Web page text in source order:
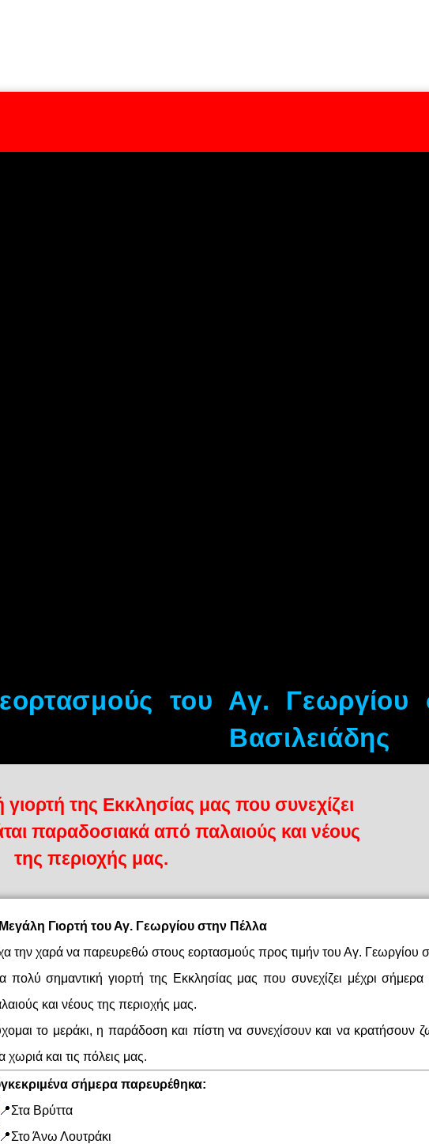
του Αγ.
Βασιλειάδης
της Εκκλησίας μας που συνεχίζει
παραδοσιακά από παλαιούς και νέους
της περιοχής μας.
Γιορτή του Αγ. Γεωργίου στην Πέλλα
την χαρά να παρευρεθώ στους εορτασμούς προς τιμήν του Αγ. Γεωργίου
πολύ σημαντική γιορτή της Εκκλησίας μας που συνεχίζει μέχρι
και νέους της περιοχής μας.
το μεράκι, η παράδοση και πίστη να συνεχίσουν και να κρατήσουν
χωριά και τις πόλεις μας.
σήμερα παρευρέθηκα:
Στα Βρύττα
Στο Άνω Λουτράκι